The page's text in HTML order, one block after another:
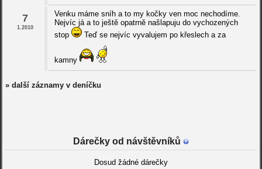
7
1.2010
Venku máme sníh a to my kočky ven moc nechodíme.
Nejvíc já a to ještě opatrně našlapuju do vychozených
stop
Teď se nejvíc vyvalujem po křeslech a za
kamny
» další záznamy v deníčku
Dárečky od návštěvníků
Dosud žádné dárečky